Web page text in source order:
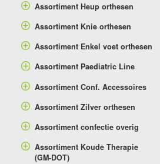
Assortiment Heup orthesen
Assortiment Knie orthesen
Assortiment Enkel voet orthesen
Assortiment Paediatric Line
Assortiment Conf. Accessoires
Assortiment Zilver orthesen
Assortiment confectie overig
Assortiment Koude Therapie
(GM-DOT)